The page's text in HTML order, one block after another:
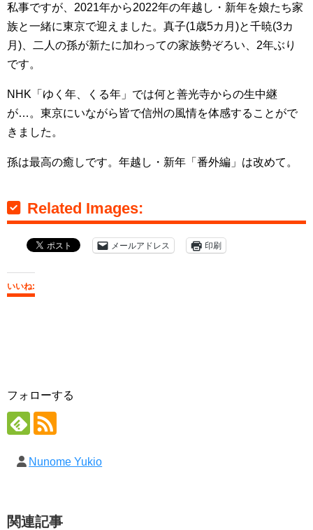
私事ですが、2021年から2022年の年越し・新年を娘たち家
族と一緒に東京で迎えました。真子(1歳5カ月)と千暁(3カ
月)、二人の孫が新たに加わっての家族勢ぞろい、2年ぶり
です。
NHK「ゆく年、くる年」では何と善光寺からの生中継
が…。東京にいながら皆で信州の風情を体感することがで
きました。
孫は最高の癒しです。年越し・新年「番外編」は改めて。
Related Images:
メールアドレス 印刷
いいね:
フォローする
Nunome Yukio
関連記事